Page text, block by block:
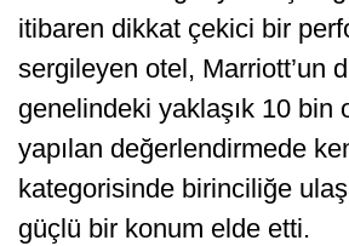
itibaren dikkat çekici bir
sergileyen otel, Marriott’un
genelindeki yaklaşık 10 bin
yapılan değerlendirmede
kategorisinde birinciliğe
güçlü bir konum elde etti.